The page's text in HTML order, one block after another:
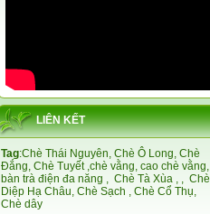
LIÊN KẾT
Tag:Chè Thái Nguyên, Chè Ô Long, Chè
Đắng, Chè Tuyết,chè vằng, cao chè vằng,
bàn trà điện đa năng , Chè Tà Xùa , , Chè
Diệp Hạ Châu, Chè Sạch , Chè Cổ Thụ,
Chè dây